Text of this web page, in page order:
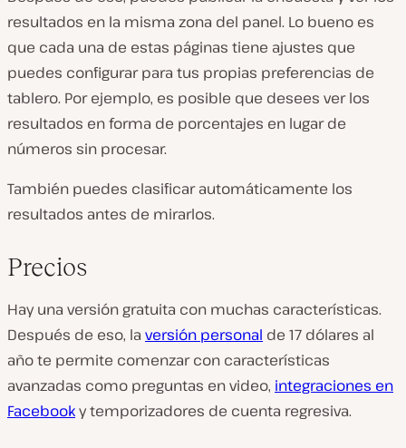
resultados en la misma zona del panel. Lo bueno es
que cada una de estas páginas tiene ajustes que
puedes configurar para tus propias preferencias de
tablero. Por ejemplo, es posible que desees ver los
resultados en forma de porcentajes en lugar de
números sin procesar.
También puedes clasificar automáticamente los
resultados antes de mirarlos.
Precios
Hay una versión gratuita con muchas características.
Después de eso, la versión personal de 17 dólares al
año te permite comenzar con características
avanzadas como preguntas en video, integraciones en
Facebooky temporizadores de cuenta regresiva.